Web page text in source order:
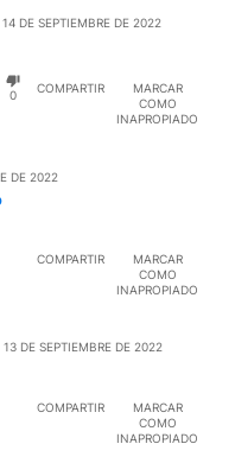
14 DE SEPTIEMBRE DE 2022
0
COMPARTIR
MARCAR
COMO
INAPROPIADO
DE 2022
COMPARTIR
MARCAR
COMO
INAPROPIADO
13 DE SEPTIEMBRE DE 2022
COMPARTIR
MARCAR
COMO
INAPROPIADO